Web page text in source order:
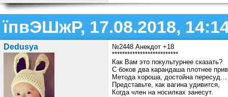
їпвЭШжР, 17.08.2018,
Dedusya
№2448 Анекдот +18
**************************
Как Вам это покультурнее сказать?
С боков два карандаша плотнее
Метода хороша, достойна пересуд…
Представьте, как вагина удивится,
Когда член на носилках занесут.